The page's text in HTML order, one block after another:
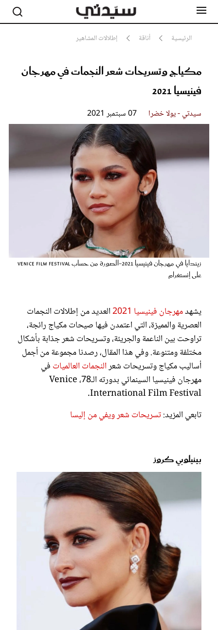
الرئيسية أناقة إطلالات المشاهير
مكياج وتسريحات شعر النجمات في مهرجان
فينيسيا 2021
سيدتي - يولا خضرا 07 سبتمبر 2021
زيندايا في مهرجان فينيسيا 2021-الصورة من حساب venice film festival
على إنستغرام
يشهدمهرجان فينيسيا 2021
العديد من إطلالات النجمات
العصرية والمميزة، التي اعتمدن فيها صيحات مكياج رائجة،
تراوحت بين الناعمة والجريئة، وتسريحات شعر جذابة بأشكال
مختلفة ومتنوعة. وفي هذا المقال، رصدنا مجموعة من أجمل
أساليب مكياج وتسريحات شعرالنجمات العالميات في
مهرجان فينيسيا السينمائي بدورته الـ78، Venice
International Film Festival.
تابعي المزيد:تسريحات شعر ويفي من إليسا
بينيلوبي كروز
مشاهير
جمال
سيدتي وطفلك
لايف ستايل
فيديو
مجلة سيدتي
غلاف رفمي